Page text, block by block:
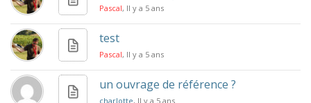
Pascal, Il y a 5 ans
test
Pascal, Il y a 5 ans
un ouvrage de référence ?
charlotte, Il y a 5 ans